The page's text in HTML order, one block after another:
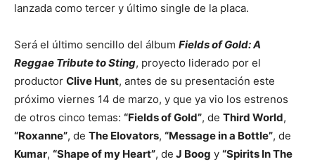
lanzada como tercer y último single de la placa.
Será el último sencillo del álbum Fields of Gold: A
Reggae Tribute to Sting, proyecto liderado por el
productor Clive Hunt, antes de su presentación este
próximo viernes 14 de marzo, y que ya vio los estrenos
de otros cinco temas: “Fields of Gold”, de Third World,
“Roxanne”, de The Elovators, “Message in a Bottle”, de
Kumar, “Shape of my Heart”, de J Boog y “Spirits In The